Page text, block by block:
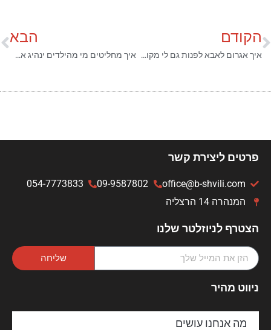
הקודם
איך אגרום לאבא לפנות גם לי מקום בעסק המשפחתי?
הבא
איך מחליטים מי מהילדים ינהיג את הדור הבא בעסק המשפחתי?
פרטים ליצירת קשר
office@b-shvili.com
09-9587802
054-7773833
המנהרה 14 הרצליה
הצטרף לניוזלטר שלנו
שליחה
ניווט מהיר
מה אנחנו עושים